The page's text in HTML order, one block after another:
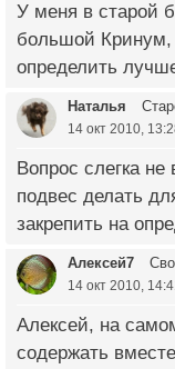
У меня в старой
большой Кринум,
определить
Наталья
14 окт 2010,
Вопрос слегка
подвес делать
закрепить на
Алексей7
14 окт 2010,
Алексей, на
содержать